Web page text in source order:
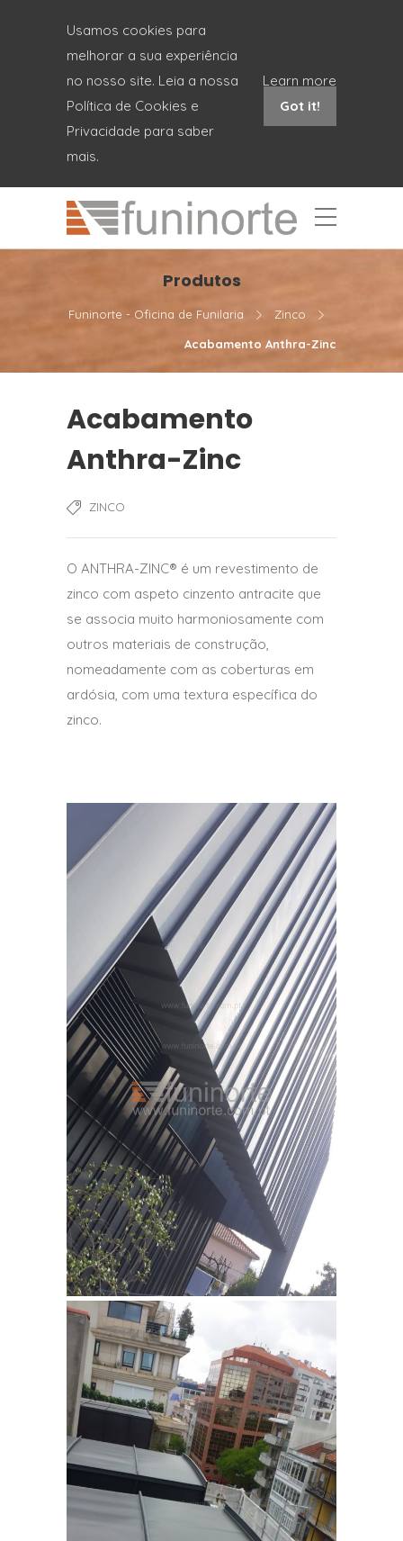
Usamos cookies para
melhorar a sua experiência
no nosso site. Leia a nossa
Política de Cookies e
Privacidade para saber
mais.
Learn more
Got it!
Produtos
Funinorte - Oficina de Funilaria Zinco
Acabamento Anthra-Zinc
Acabamento
Anthra-Zinc
ZINCO
O ANTHRA-ZINC® é um revestimento de
zinco com aspeto cinzento antracite que
se associa muito harmoniosamente com
outros materiais de construção,
nomeadamente com as coberturas em
ardósia, com uma textura específica do
zinco.